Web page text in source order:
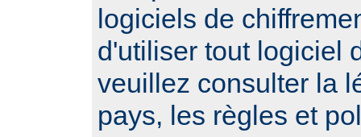
logiciels de
d'utiliser tout logiciel
veuillez consulter la
pays, les règles et